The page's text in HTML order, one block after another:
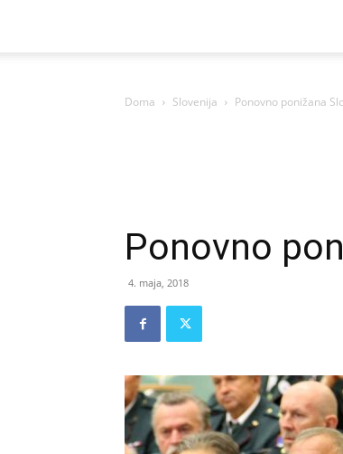
Doma Slovenija Ponovno ponižana
Ponovno
4. maja, 2018